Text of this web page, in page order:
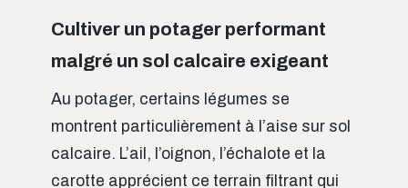
Cultiver un potager performant
malgré un sol calcaire exigeant
Au potager, certains légumes se
montrent particulièrement à l’aise sur sol
calcaire. L’ail, l’oignon, l’échalote et la
carotte apprécient ce terrain filtrant qui